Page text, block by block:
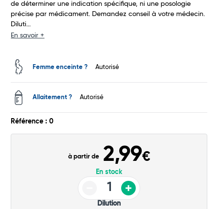
Total
de déterminer une indication spécifique, ni une posologie
précise par médicament. Demandez conseil à votre médecin.
Diluti...
En savoir +
Femme enceinte ? Autorisé
Allaitement ? Autorisé
Référence : 0
à partir de 2,99€
En stock
Dilution